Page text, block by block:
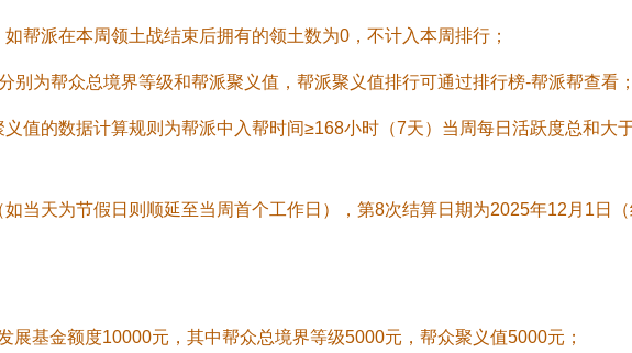
帮派在本周领土战结束后拥有的领土数为0，不计入本周排行；
别为帮众总境界等级和帮派聚义值，帮派聚义值排行可通过排行榜-帮派帮查看；
值的数据计算规则为帮派中入帮时间≥168小时（7天）当周每日活跃度总和大
当天为节假日则顺延至当周首个工作日），第8次结算日期为2025年12月1日
展基金额度10000元，其中帮众总境界等级5000元，帮众聚义值5000元；